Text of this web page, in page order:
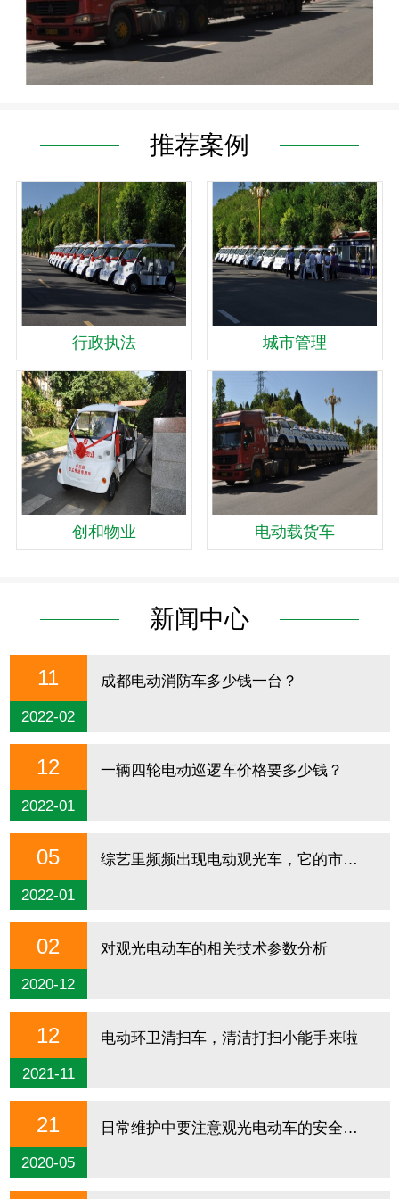
推荐案例
行政执法 城市管理
创和物业 电动载货车
新闻中心
11
2022-02
成都电动消防车多少钱一台？
12
2022-01
一辆四轮电动巡逻车价格要多少钱？
05
2022-01
综艺里频频出现电动观光车，它的市场究竟有多大呢？
02
2020-12
对观光电动车的相关技术参数分析
12
2021-11
电动环卫清扫车，清洁打扫小能手来啦
21
2020-05
日常维护中要注意观光电动车的安全检查